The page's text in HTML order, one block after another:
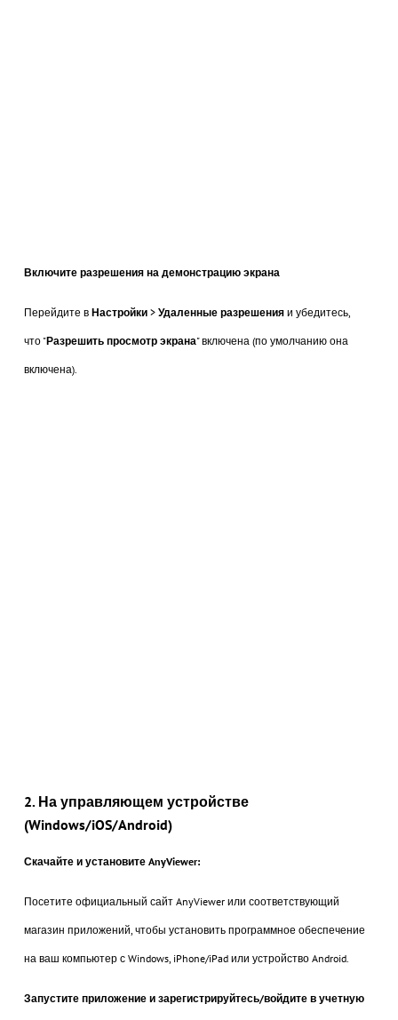
Включите разрешения на демонстрацию экрана
Перейдите в Настройки> Удаленные разрешенияи убедитесь,
что "Разрешить просмотр экрана" включена (по умолчанию она
включена).
2. На управляющем устройстве
(Windows/iOS/Android)
Скачайте и установите AnyViewer:
Посетите официальный сайт AnyViewer или соответствующий
магазин приложений, чтобы установить программное обеспечение
на ваш компьютер с Windows, iPhone/iPad или устройство Android.
Запустите приложение и зарегистрируйтесь/войдите в учетную